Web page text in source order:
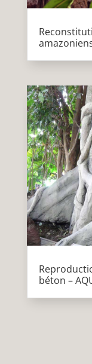
béton –